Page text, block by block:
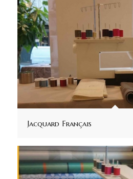
Jacquard Français